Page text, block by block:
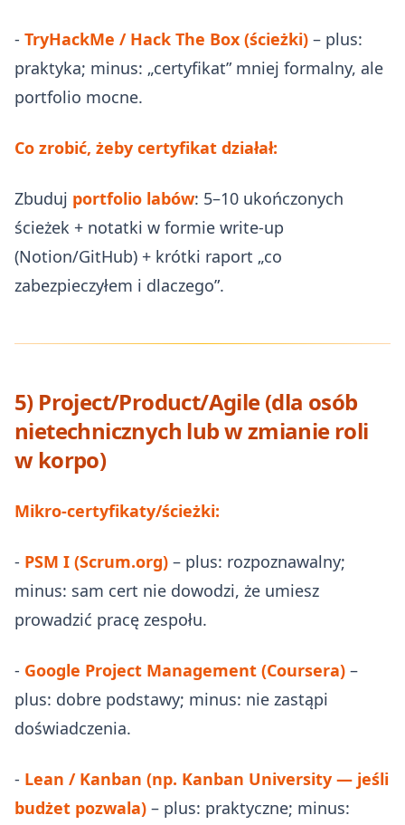
- TryHackMe / Hack The Box (ścieżki) – plus:
praktyka; minus: „certyfikat” mniej formalny, ale
portfolio mocne.
Co zrobić, żeby certyfikat działał:
Zbuduj portfolio labów: 5–10 ukończonych
ścieżek + notatki w formie write‑up
(Notion/GitHub) + krótki raport „co
zabezpieczyłem i dlaczego”.
5) Project/Product/Agile (dla osób
nietechnicznych lub w zmianie roli
w korpo)
Mikro‑certyfikaty/ścieżki:
- PSM I (Scrum.org) – plus: rozpoznawalny;
minus: sam cert nie dowodzi, że umiesz
prowadzić pracę zespołu.
- Google Project Management (Coursera) –
plus: dobre podstawy; minus: nie zastąpi
doświadczenia.
- Lean / Kanban (np. Kanban University — jeśli
budżet pozwala) – plus: praktyczne; minus: